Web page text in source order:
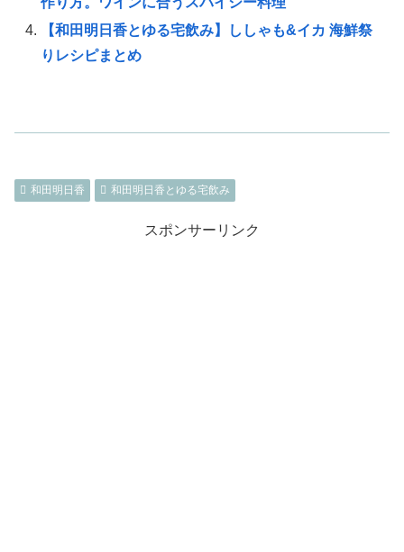
【和田明日香とゆる宅飲み】ししゃも&イカ 海鮮祭
りレシピまとめ
和田明日香 和田明日香とゆる宅飲み
スポンサーリンク